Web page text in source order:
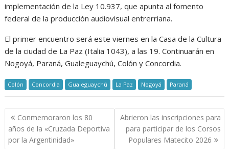
implementación de la Ley 10.937, que apunta al fomento
federal de la producción audiovisual entrerriana.
El primer encuentro será este viernes en la Casa de la Cultura
de la ciudad de La Paz (Italia 1043), a las 19. Continuarán en
Nogoyá, Paraná, Gualeguaychú, Colón y Concordia.
Colón Concordia Gualeguaychú La Paz Nogoyá Paraná
Navegación
de
entradas
Conmemoraron los 80
años de la «Cruzada Deportiva
por la Argentinidad»
Abrieron las inscripciones para
para participar de los Corsos
Populares Matecito 2026